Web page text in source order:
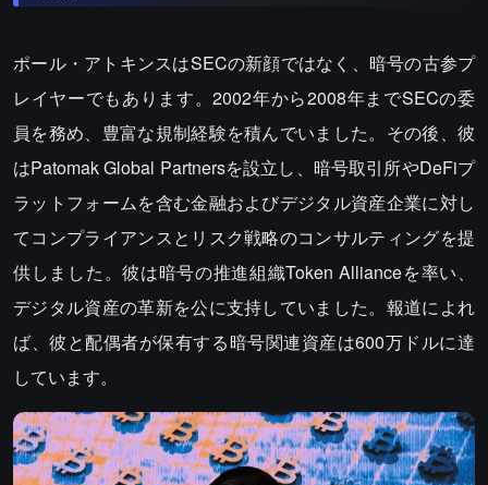
ポール・アトキンスはSECの新顔ではなく、暗号の古参プ
レイヤーでもあります。2002年から2008年までSECの委
員を務め、豊富な規制経験を積んでいました。その後、彼
はPatomak Global Partnersを設立し、暗号取引所やDeFiプ
ラットフォームを含む金融およびデジタル資産企業に対し
てコンプライアンスとリスク戦略のコンサルティングを提
供しました。彼は暗号の推進組織Token Allianceを率い、
デジタル資産の革新を公に支持していました。報道によれ
ば、彼と配偶者が保有する暗号関連資産は600万ドルに達
しています。